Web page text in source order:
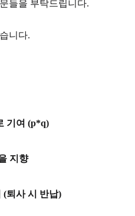
들을 부탁드립니다.
니다.
기여 (p*q)
지향
(퇴사 시 반납)